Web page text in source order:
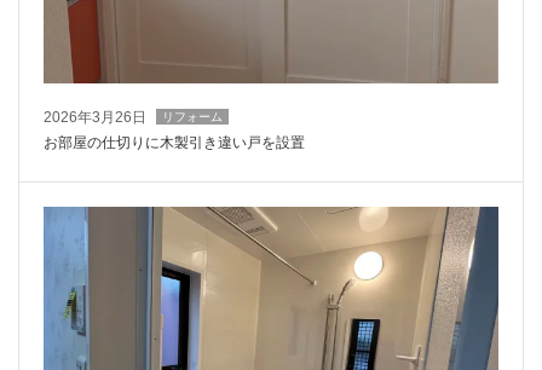
2026年3月26日 リフォーム
お部屋の仕切りに木製引き違い戸を設置